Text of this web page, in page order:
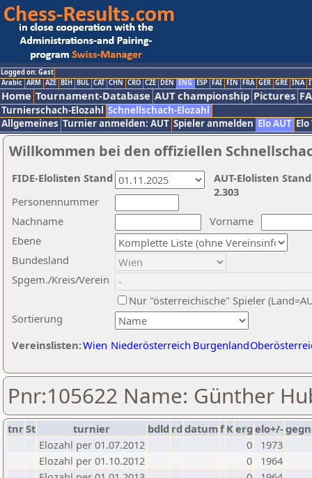
Logged on: Gast
Arabic ARM AZE BIH BUL CAT CHN CRO CZE DEN ENG ESP FAI FIN FRA GER GRE INA
Home Tournament-Database AUT championship Pictures
Turnierschach-Elozahl Schnellschach-Elozahl
Allgemeines Turnier anmelden: AUT Spieler anmelden Elo AUT
Willkommen bei den offiziellen
Nachname
Vorname
Ebene
Sortierung
Personennummer
Bundesland
Spgem./Kreis/Verein
Nur "österreichische" Spieler
Vereinslisten:Wien Niederösterreich Burgenland
AUT-Elolisten
2.303
FIDE-Elolisten Stand
Pnr:105622 Name: Günther
tnrSt turnier bdld rd datumf Kerg elo+/-
Elozahl per 01.07.2012
0
1973
Elozahl per 01.10.2012
0
1964